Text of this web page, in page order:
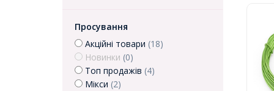
Просування
Акційні товари (18)
Новинки (0)
Топ продажів (4)
Мікси (2)